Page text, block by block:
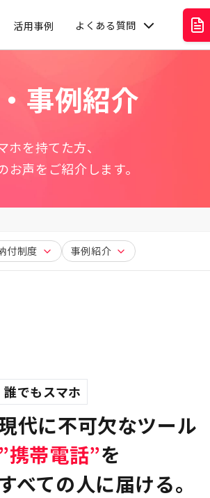
活用事例 よくある質問
事例紹介
を持てた方、
声をご紹介します。
付制度 事例紹介
誰でもスマホ
代に不可欠なツール
”携帯電話”を
すべての人に届ける。